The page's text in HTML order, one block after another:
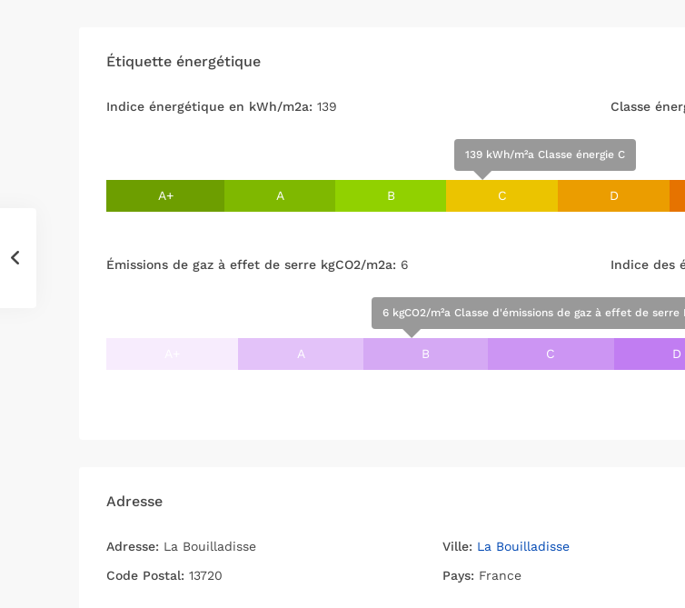
Étiquette énergétique
Indice énergétique en kWh/m2a: 139 Classe
A+ A B
139 kWh/m²a Classe énergie C
C D
Émissions de gaz à effet de serre kgCO2/m2a: 6 Indice des
A
6 kgCO2/m²a Classe d'émissions de gaz à effet de serre
B C D
Adresse
Adresse: La Bouilladisse Ville: La Bouilladisse
Code Postal: 13720 Pays: France